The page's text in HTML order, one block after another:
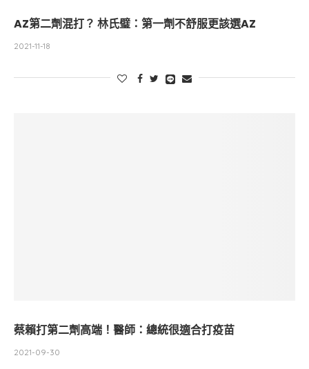
AZ第二劑混打？ 林氏璧：第一劑不舒服更該選AZ
2021-11-18
蔡賴打第二劑高端！醫師：總統很適合打疫苗
2021-09-30